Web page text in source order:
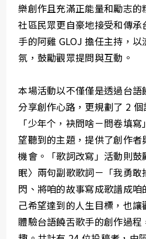
樂創作且充滿正能量和勵志
社區民眾更自豪地接受和傳
手的阿雞 GLOJ 擔任主持，
氛，鼓勵觀眾提問與互動。
本場活動以不僅僅是透過台
分享創作心路，更規劃了 2 個
「少年个，袂問啥－問卷填
望聽到的主題，提供了創作
機會。「歌詞改寫」活動則
眠〉兩句副歌歌詞－「我勇
閃、將咱的故事寫成歌譜成
己希望達到的人生目標，也讓
體驗台語饒舌歌手的創作過